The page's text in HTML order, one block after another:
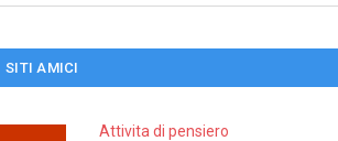
SITI AMICI
Attivita di pensiero